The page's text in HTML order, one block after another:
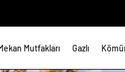
Mutfakları Gazlı